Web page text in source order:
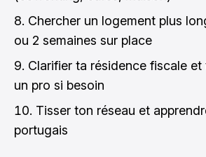
Chercher un logement plus
ou 2 semaines sur place
Clarifier ta résidence fiscale
un pro si besoin
Tisser ton réseau et
portugais